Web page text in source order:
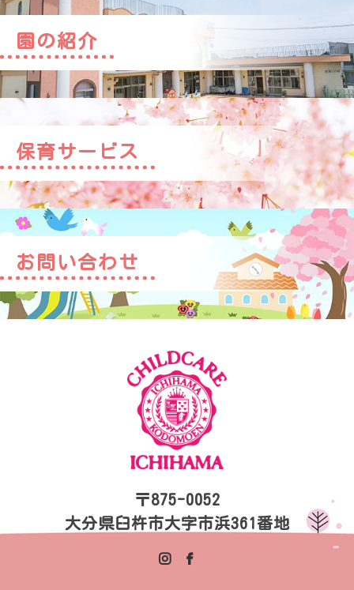
園の紹介
保育サービス
お問い合わせ
〒875-0052
大分県臼杵市大字市浜361番地